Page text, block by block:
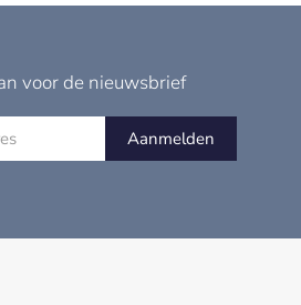
voor de nieuwsbrief
Aanmelden